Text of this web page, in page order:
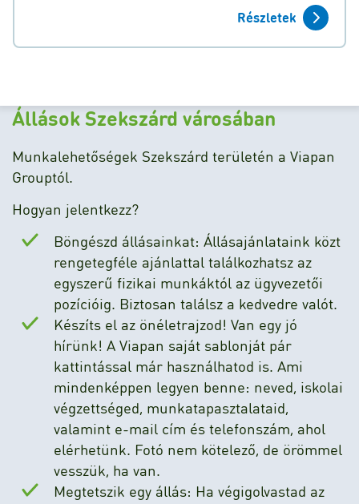
Részletek
Állások Szekszárd városában
Munkalehetőségek Szekszárd területén a Viapan
Grouptól.
Hogyan jelentkezz?
Böngészd állásainkat: Állásajánlataink közt
rengetegféle ajánlattal találkozhatsz az
egyszerű fizikai munkáktól az ügyvezetői
pozícióig. Biztosan találsz a kedvedre valót.
Készíts el az önéletrajzod! Van egy jó
hírünk! A Viapan saját sablonját pár
kattintással már használhatod is. Ami
mindenképpen legyen benne: neved, iskolai
végzettséged, munkatapasztalataid,
valamint e-mail cím és telefonszám, ahol
elérhetünk. Fotó nem kötelező, de örömmel
vesszük, ha van.
Megtetszik egy állás: Ha végigolvastad az